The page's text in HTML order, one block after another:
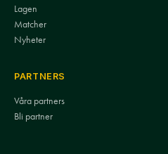
Lagen
Matcher
Nyheter
PARTNERS
Våra partners
Bli partner